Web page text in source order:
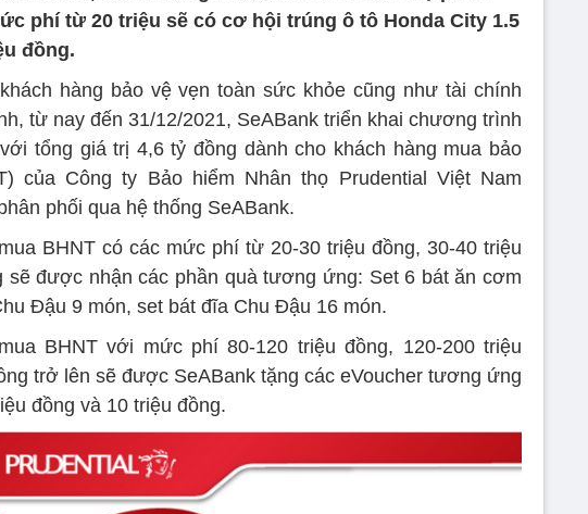
phí từ 20 triệu sẽ có cơ hội trúng ô tô Honda City 1.5
đồng.
hàng bảo vệ vẹn toàn sức khỏe cũng như tài chính
từ nay đến 31/12/2021, SeABank triển khai chương trình
tổng giá trị 4,6 tỷ đồng dành cho khách hàng mua bảo
của Công ty Bảo hiểm Nhân thọ Prudential Việt Nam
phối qua hệ thống SeABank.
BHNT có các mức phí từ 20-30 triệu đồng, 30-40 triệu
sẽ được nhận các phần quà tương ứng: Set 6 bát ăn cơm
Đậu 9 món, set bát đĩa Chu Đậu 16 món.
BHNT với mức phí 80-120 triệu đồng, 120-200 triệu
trở lên sẽ được SeABank tặng các eVoucher tương ứng
đồng và 10 triệu đồng.